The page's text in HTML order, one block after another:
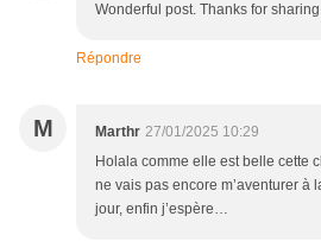
Wonderful post. Thanks for sharing
Répondre
M Marthr 27/01/2025 10:29
Holala comme elle est belle cette
ne vais pas encore m’aventurer à
jour, enfin j’espère…